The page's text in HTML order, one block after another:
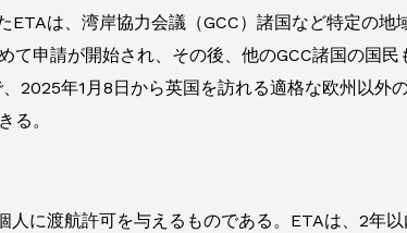
ETAは、湾岸協力会議（GCC）諸国など特定の
て申請が開始され、その後、他のGCC諸国の国
2025年1月8日から英国を訪れる適格な欧州以
る。
人に渡航許可を与えるものである。ETAは、2年